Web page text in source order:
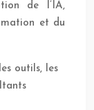
de l’IA,
et du
outils, les